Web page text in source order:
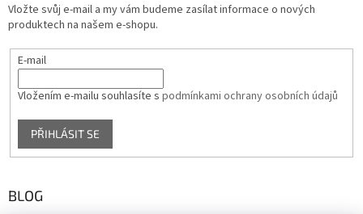
Vložte svůj e-mail a my vám budeme zasílat informace o nových
produktech na našem e-shopu.
E-mail
Vložením e-mailu souhlasíte s podmínkami ochrany osobních údajů
PŘIHLÁSIT SE
BLOG